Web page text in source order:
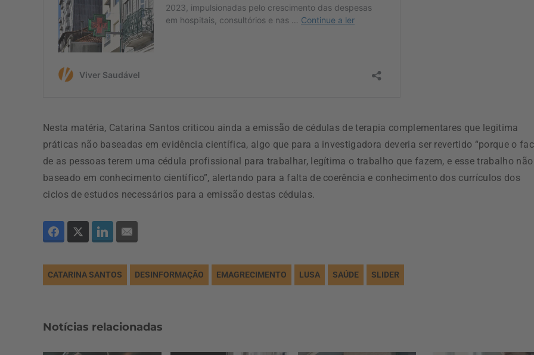
Nesta matéria, Catarina Santos criticou ainda a emissão de cédulas de terapia complementares que legitima
práticas não baseadas em evidência científica, algo que para a investigadora deveria ser revertido “porque o
de as pessoas terem uma cédula profissional para trabalhar, legítima o trabalho que fazem, e esse trabalho
baseado em conhecimento científico”, alertando para a falta de coerência e conhecimento dos currículos dos
ciclos de estudos necessários para a emissão destas cédulas.
CATARINA SANTOS DESINFORMAÇÃO EMAGRECIMENTO LUSA SAÚDE SLIDER
Notícias relacionadas